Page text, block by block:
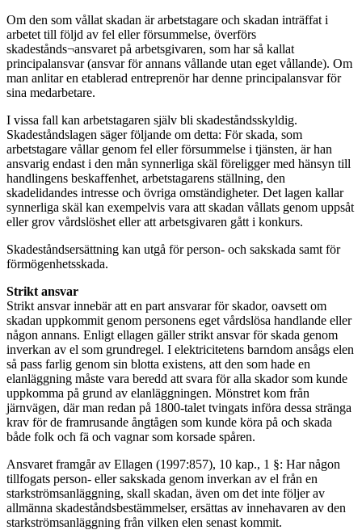
Om den som vållat skadan är arbetstagare och skadan inträffat i
arbetet till följd av fel eller försummelse, överförs
skadestånds¬ansvaret på arbetsgivaren, som har så kallat
principalansvar (ansvar för annans vållande utan eget vållande). Om
man anlitar en etablerad entreprenör har denne principalansvar för
sina medarbetare.
I vissa fall kan arbetstagaren själv bli skadeståndsskyldig.
Skadeståndslagen säger följande om detta: För skada, som
arbetstagare vållar genom fel eller försummelse i tjänsten, är han
ansvarig endast i den mån synnerliga skäl föreligger med hänsyn till
handlingens beskaffenhet, arbetstagarens ställning, den
skadelidandes intresse och övriga omständigheter. Det lagen kallar
synnerliga skäl kan exempelvis vara att skadan vållats genom uppsåt
eller grov vårdslöshet eller att arbetsgivaren gått i konkurs.
Skadeståndsersättning kan utgå för person- och sakskada samt för
förmögenhetsskada.
Strikt ansvar
Strikt ansvar innebär att en part ansvarar för skador, oavsett om
skadan uppkommit genom personens eget vårdslösa handlande eller
någon annans. Enligt ellagen gäller strikt ansvar för skada genom
inverkan av el som grundregel. I elektricitetens barndom ansågs elen
så pass farlig genom sin blotta existens, att den som hade en
elanläggning måste vara beredd att svara för alla skador som kunde
uppkomma på grund av elanläggningen. Mönstret kom från
järnvägen, där man redan på 1800-talet tvingats införa dessa stränga
krav för de framrusande ångtågen som kunde köra på och skada
både folk och fä och vagnar som korsade spåren.
Ansvaret framgår av Ellagen (1997:857), 10 kap., 1 §: Har någon
tillfogats person- eller sakskada genom inverkan av el från en
starkströmsanläggning, skall skadan, även om det inte följer av
allmänna skadeståndsbestämmelser, ersättas av innehavaren av den
starkströmsanläggning från vilken elen senast kommit.